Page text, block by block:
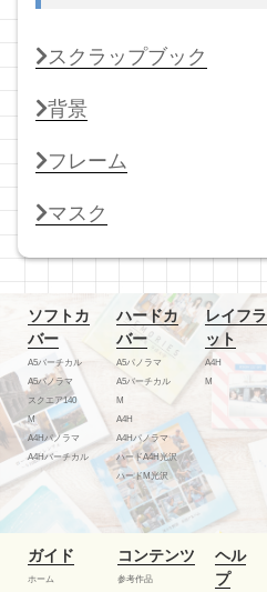
スクラップブック
背景
フレーム
マスク
ソフトカ
バー
A5バーチカル
A5パノラマ
スクエア140
M
A4Hパノラマ
A4Hバーチカル
ハードカ
バー
A5パノラマ
A5バーチカル
M
A4H
A4Hパノラマ
ハードA4H光沢
ハードM光沢
レイフラ
ット
A4H
M
ガイド
ホーム
コンテンツ
参考作品
ヘル
プ